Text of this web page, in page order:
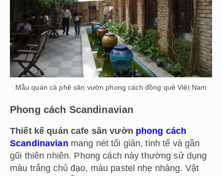
Mẫu quán cà phê sân vườn phong cách đồng quê Việt Nam
Phong cách Scandinavian
Thiết kế quán cafe sân vườn phong cách
Scandinavian mang nét tối giản, tinh tế và gần
gũi thiên nhiên. Phong cách này thường sử dụng
màu trắng chủ đạo, màu pastel nhẹ nhàng. Vật